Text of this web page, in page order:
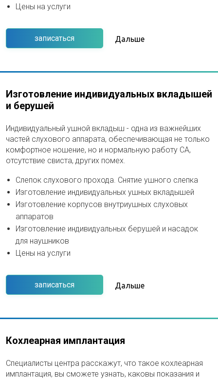
Цены на услуги
записаться Дальше
Изготовление индивидуальных вкладышей
и берушей
Индивидуальный ушной вкладыш - одна из важнейших
частей слухового аппарата, обеспечивающая не только
комфортное ношение, но и нормальную работу СА,
отсутствие свиста, других помех.
Слепок слухового прохода. Снятие ушного слепка
Изготовление индивидуальных ушных вкладышей
Изготовление корпусов внутриушных слуховых
аппаратов
Изготовление индивидуальных берушей и насадок
для наушников
Цены на услуги
записаться Дальше
Кохлеарная имплантация
Специалисты центра расскажут, что такое кохлеарная
имплантация, вы сможете узнать, каковы показания и